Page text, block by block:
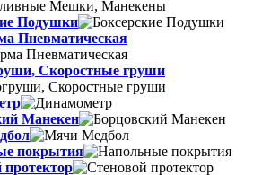
Подушки
Пневматическая
Скоростные груши
Манекен
покрытия
протектор